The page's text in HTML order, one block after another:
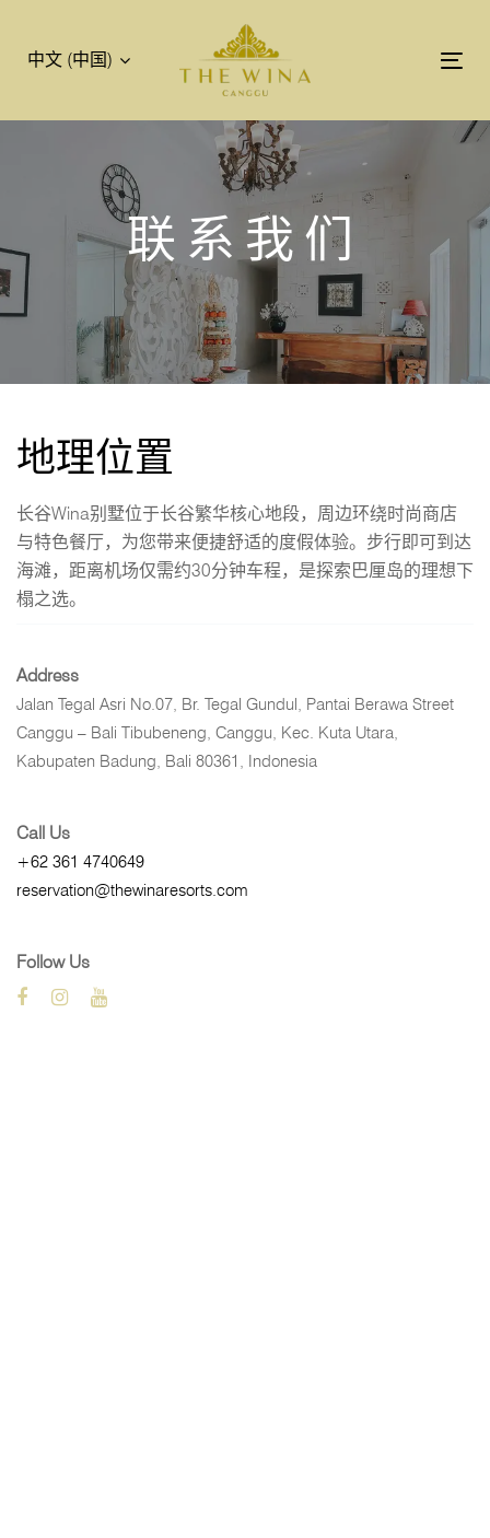
航
中文 (中国)
联系我们
地理位置
长谷Wina别墅位于长谷繁华核心地段，周边环绕时尚商店
与特色餐厅，为您带来便捷舒适的度假体验。步行即可到达
海滩，距离机场仅需约30分钟车程，是探索巴厘岛的理想下
榻之选。
Address
Jalan Tegal Asri No.07, Br. Tegal Gundul, Pantai Berawa Street
Canggu – Bali Tibubeneng, Canggu, Kec. Kuta Utara,
Kabupaten Badung, Bali 80361, Indonesia
Call Us
+62 361 4740649
reservation@thewinaresorts.com
Follow Us